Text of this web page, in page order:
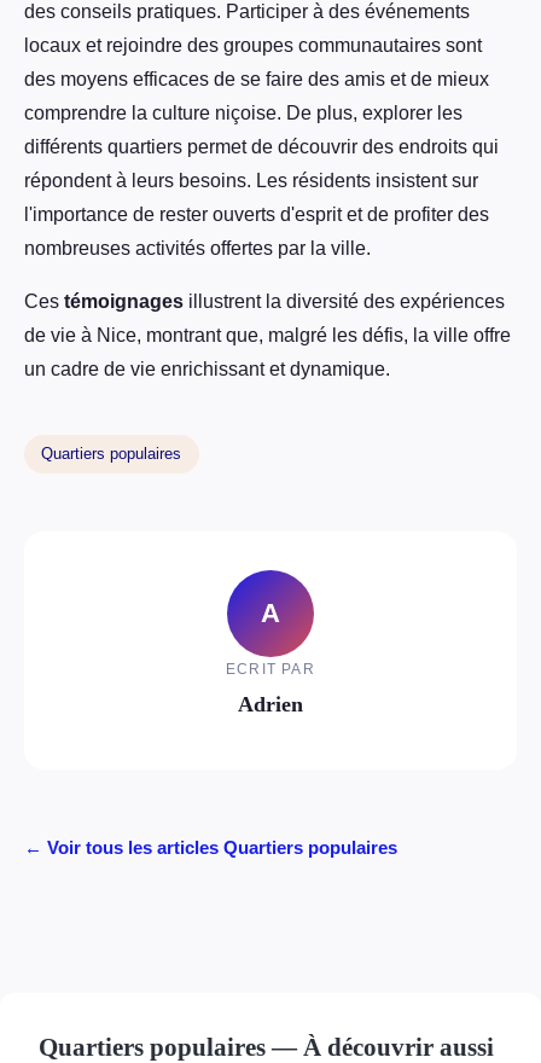
des conseils pratiques. Participer à des événements
locaux et rejoindre des groupes communautaires sont
des moyens efficaces de se faire des amis et de mieux
comprendre la culture niçoise. De plus, explorer les
différents quartiers permet de découvrir des endroits qui
répondent à leurs besoins. Les résidents insistent sur
l'importance de rester ouverts d'esprit et de profiter des
nombreuses activités offertes par la ville.
Ces témoignages illustrent la diversité des expériences
de vie à Nice, montrant que, malgré les défis, la ville offre
un cadre de vie enrichissant et dynamique.
Quartiers populaires
A
ECRIT PAR
Adrien
← Voir tous les articles Quartiers populaires
Quartiers populaires — À découvrir aussi